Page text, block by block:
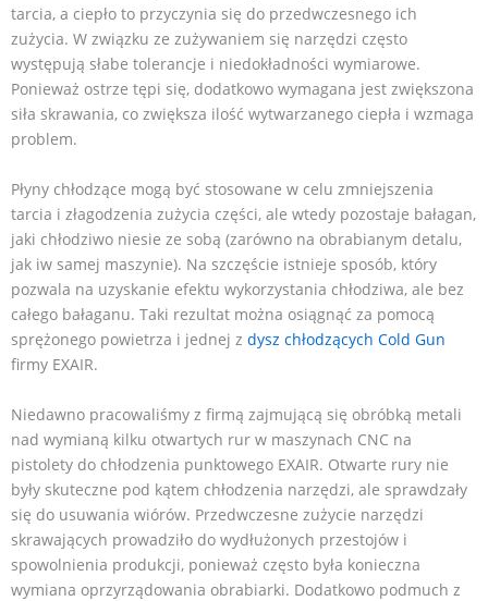
tarcia, a ciepło to przyczynia się do przedwczesnego ich
zużycia. W związku ze zużywaniem się narzędzi często
występują słabe tolerancje i niedokładności wymiarowe.
Ponieważ ostrze tępi się, dodatkowo wymagana jest zwiększona
siła skrawania, co zwiększa ilość wytwarzanego ciepła i wzmaga
problem.
Płyny chłodzące mogą być stosowane w celu zmniejszenia
tarcia i złagodzenia zużycia części, ale wtedy pozostaje bałagan,
jaki chłodziwo niesie ze sobą (zarówno na obrabianym detalu,
jak iw samej maszynie). Na szczęście istnieje sposób, który
pozwala na uzyskanie efektu wykorzystania chłodziwa, ale bez
całego bałaganu. Taki rezultat można osiągnąć za pomocą
sprężonego powietrza i jednej z dysz chłodzących Cold Gun
firmy EXAIR.
Niedawno pracowaliśmy z firmą zajmującą się obróbką metali
nad wymianą kilku otwartych rur w maszynach CNC na
pistolety do chłodzenia punktowego EXAIR. Otwarte rury nie
były skuteczne pod kątem chłodzenia narzędzi, ale sprawdzały
się do usuwania wiórów. Przedwczesne zużycie narzędzi
skrawających prowadziło do wydłużonych przestojów i
spowolnienia produkcji, ponieważ często była konieczna
wymiana oprzyrządowania obrabiarki. Dodatkowo podmuch z